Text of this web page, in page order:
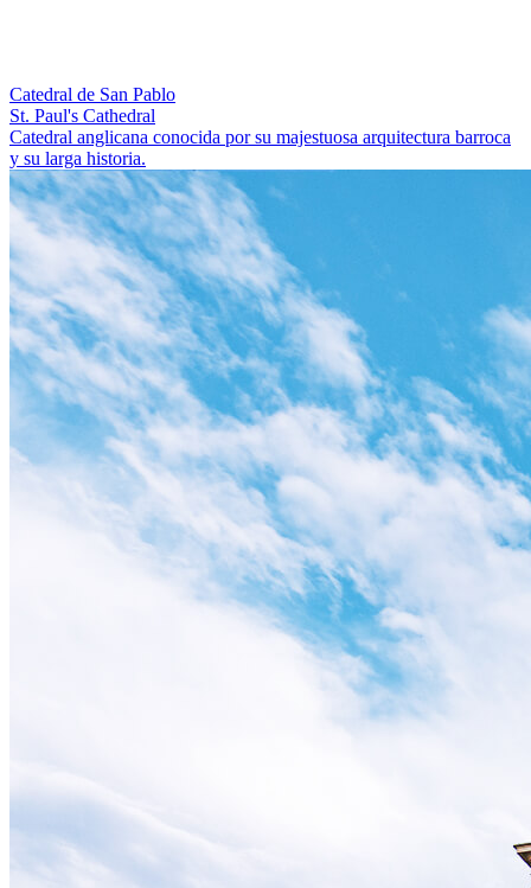
Catedral de San Pablo
St. Paul's Cathedral
Catedral anglicana conocida por su majestuosa arquitectura barroca
y su larga historia.